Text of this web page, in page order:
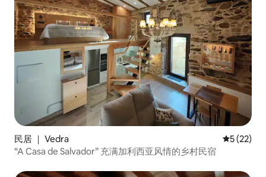
民居 ｜ Vedra 平均评分
5 (22)
“A Casa de Salvador” 充满加利西亚风情的乡村民宿